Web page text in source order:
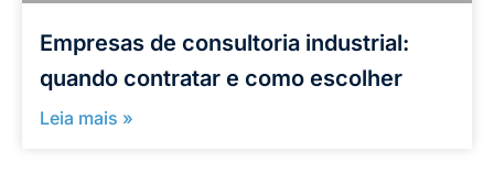
Empresas de consultoria industrial:
quando contratar e como escolher
Leia mais »